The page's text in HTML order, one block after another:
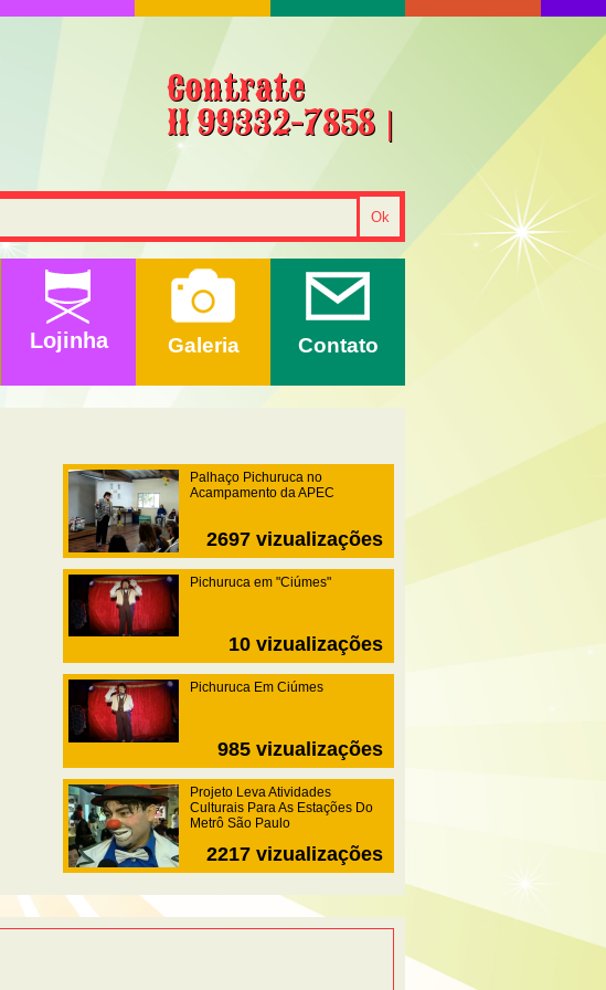
Contrate
11 99332-7858 |
Lojinha Galeria Contato
Palhaço Pichuruca no
Acampamento da APEC
2697 vizualizações
Pichuruca em "Ciúmes"
10 vizualizações
Pichuruca Em Ciúmes
985 vizualizações
Projeto Leva Atividades
Culturais Para As Estações Do
Metrô São Paulo
2217 vizualizações